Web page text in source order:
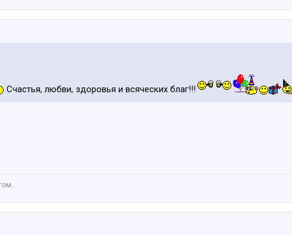
Счастья, любви, здоровья и всяческих благ!!!